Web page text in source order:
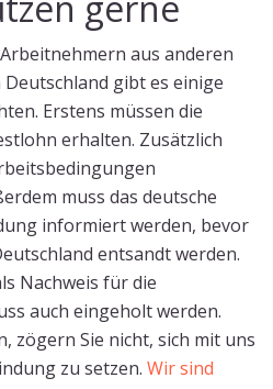
aus anderen
gibt es einige
Erstens müssen die
erhalten. Zusätzlich
muss das deutsche
informiert werden, bevor
entsandt werden.
Nachweis für die
auch eingeholt werden.
zögern Sie nicht, sich mit uns
zu setzen. Wir sind